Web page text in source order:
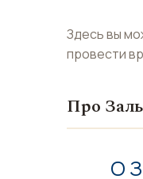
Здесь вы
провести
Про
О